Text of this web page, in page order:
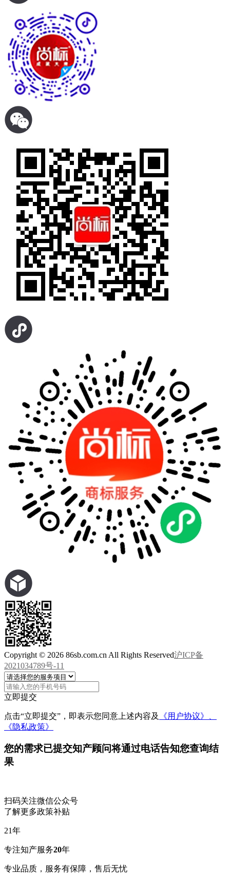
Copyright © 2026 86sb.com.cn All Rights Reserved沪ICP备
2021034789号-11
立即提交
点击“立即提交”，即表示您同意上述内容及
《用户协议》、
《隐私政策》
您的需求已提交知产顾问将通过电话告知您查询结
果
扫码关注微信公众号
了解更多政策补贴
21年
专注知产服务20年
专业品质，服务有保障，售后无忧